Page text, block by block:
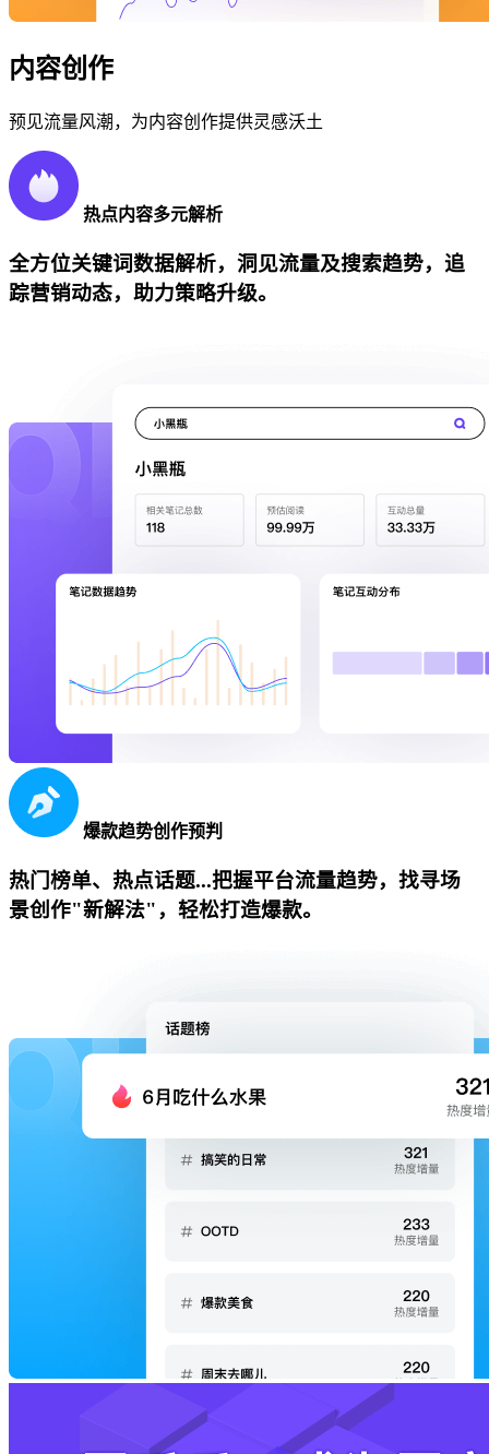
内容创作
预见流量风潮，为内容创作提供灵感沃土
热点内容多元解析
全方位关键词数据解析，洞见流量及搜索趋势，追
踪营销动态，助力策略升级。
爆款趋势创作预判
热门榜单、热点话题...把握平台流量趋势，找寻场
景创作"新解法"，轻松打造爆款。